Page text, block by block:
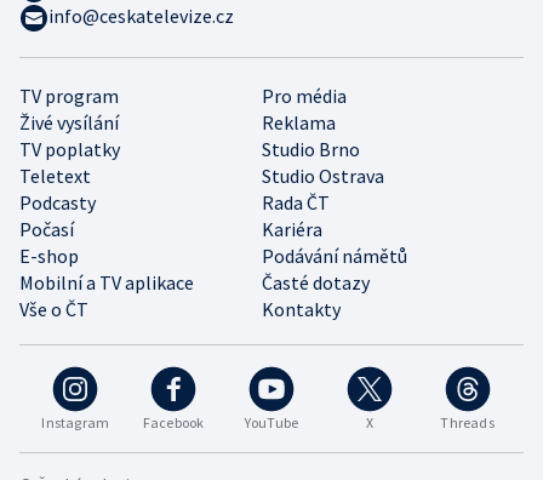
Instagram Facebook YouTube X Threads
TV program
Pro média
Živé vysílání
Reklama
TV poplatky
Studio Brno
Teletext
Studio Ostrava
Podcasty
Rada ČT
Počasí
Kariéra
E-shop
Podávání námětů
Mobilní a TV aplikace
Časté dotazy
Vše o ČT
Kontakty
info@ceskatelevize.cz